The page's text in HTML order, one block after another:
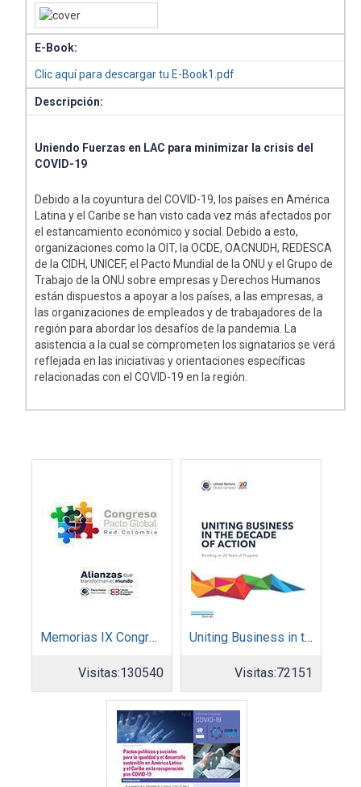
E-Book:
Clic aquí para descargar tu E-Book1.pdf
Descripción:
Uniendo Fuerzas en LAC para minimizar la crisis del
COVID-19
Debido a la coyuntura del COVID-19, los países en América
Latina y el Caribe se han visto cada vez más afectados por
el estancamiento económico y social. Debido a esto,
organizaciones como la OIT, la OCDE, OACNUDH, REDESCA
de la CIDH, UNICEF, el Pacto Mundial de la ONU y el Grupo de
Trabajo de la ONU sobre empresas y Derechos Humanos
están dispuestos a apoyar a los países, a las empresas, a
las organizaciones de empleados y de trabajadores de la
región para abordar los desafíos de la pandemia. La
asistencia a la cual se comprometen los signatarios se verá
reflejada en las iniciativas y orientaciones específicas
relacionadas con el COVID-19 en la región.
Memorias IX Congreso Pacto Global 2019
Visitas:130540
Uniting Business in the Decade of Action
Visitas:72151